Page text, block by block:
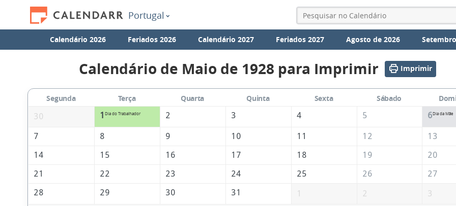
Portugal
Calendário 2026 Feriados 2026 Calendário 2027 Feriados 2027 Agosto de 2026
Calendário de Maio de 1928 para Imprimir Imprimir
Segunda Terça Quarta Quinta Sexta Sábado
30
1 Dia do Trabalhador 2 3 4 5 6Dia da Mãe
7 8 9 10 11 12
13
14
15 16 17 18 19
20
21
22 23 24 25 26
27
28
29 30 31 1 2 3